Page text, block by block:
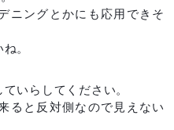
ニングとかにも応用できそ
。
いらしてください。
ると反対側なので見えない